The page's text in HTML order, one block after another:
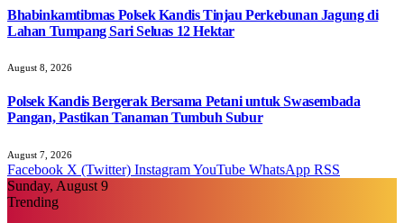
Bhabinkamtibmas Polsek Kandis Tinjau Perkebunan Jagung di
Lahan Tumpang Sari Seluas 12 Hektar
August 8, 2026
Polsek Kandis Bergerak Bersama Petani untuk Swasembada
Pangan, Pastikan Tanaman Tumbuh Subur
August 7, 2026
Facebook X (Twitter) InstagramYouTube WhatsApp RSS
Sunday, August 9
Trending